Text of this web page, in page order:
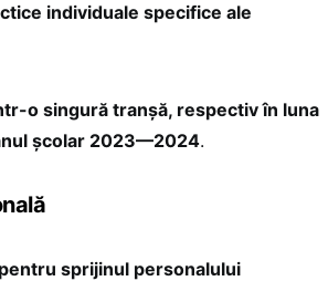
individuale specifice ale
o singură tranșă, respectiv în luna
școlar 2023—2024.
sprijinul personalului